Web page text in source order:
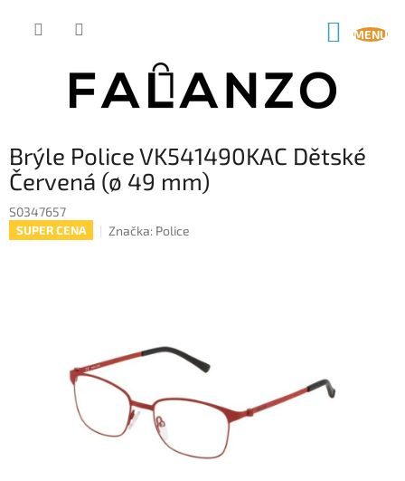
Brýle Police VK541490KAC Dětské
Červená (ø 49 mm)
S0347657
SUPER CENA Značka: Police